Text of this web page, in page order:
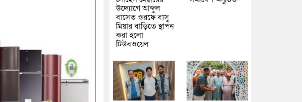
উদ্যোগে আব্দুল
বাসেত ওরফে বাসু
মিয়ার বাড়িতে স্থাপন
করা হলো
টিউবওয়েল